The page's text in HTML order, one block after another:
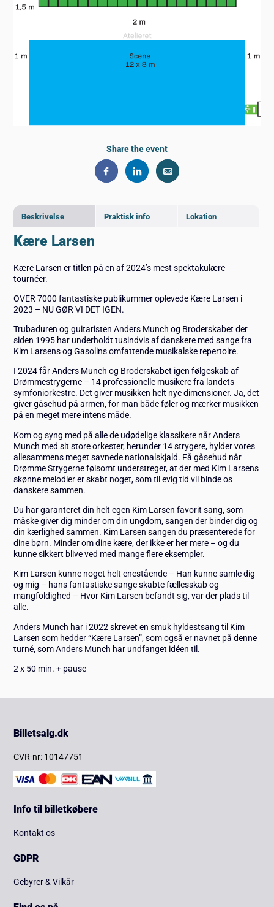
Beskrivelse Praktisk info Lokation
Kære Larsen
Kære Larsen er titlen på en af 2024’s mest spektakulære
tournéer.
OVER 7000 fantastiske publikummer oplevede Kære Larsen i
2023 – NU GØR VI DET IGEN.
Trubaduren og guitaristen Anders Munch og Broderskabet der
siden 1995 har underholdt tusindvis af danskere med sange fra
Kim Larsens og Gasolins omfattende musikalske repertoire.
I 2024 får Anders Munch og Broderskabet igen følgeskab af
Drømmestrygerne – 14 professionelle musikere fra landets
symfoniorkestre. Det giver musikken helt nye dimensioner. Ja, det
giver gåsehud på armen, for man både føler og mærker musikken
på en meget mere intens måde.
Kom og syng med på alle de udødelige klassikere når Anders
Munch med sit store orkester, herunder 14 strygere, hylder vores
allesammens meget savnede nationalskjald. Få gåsehud når
Drømme Strygerne følsomt understreger, at der med Kim Larsens
skønne melodier er skabt noget, som til evig tid vil binde os
danskere sammen.
Du har garanteret din helt egen Kim Larsen favorit sang, som
måske giver dig minder om din ungdom, sangen der binder dig og
din kærlighed sammen. Kim Larsen sangen du præsenterede for
dine børn. Minder om dine kære, der ikke er her mere – og du
kunne sikkert blive ved med mange flere eksempler.
Kim Larsen kunne noget helt enestående – Han kunne samle dig
og mig – hans fantastiske sange skabte fællesskab og
mangfoldighed – Hvor Kim Larsen befandt sig, var der plads til
alle.
Anders Munch har i 2022 skrevet en smuk hyldestsang til Kim
Larsen som hedder “Kære Larsen”, som også er navnet på denne
turné, som Anders Munch har undfanget idéen til.
2 x 50 min. + pause
Share the event
Billetsalg.dk
CVR-nr: 10147751
Info til billetkøbere
Kontakt os
GDPR
Gebyrer & Vilkår